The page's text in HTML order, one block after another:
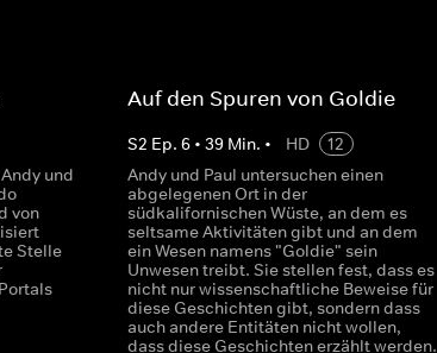
und
von
Stelle
Auf den Spuren von Goldie
S2 Ep.6 •39 Min. • HD
12
Andy und Paul untersuchen einen
abgelegenen Ort in der
südkalifornischen Wüste, an dem es
seltsame Aktivitäten gibt und an dem
ein Wesen namens "Goldie" sein
Unwesen treibt. Sie stellen fest, dass es
nicht nur wissenschaftliche Beweise für
diese Geschichten gibt, sondern dass
auch andere Entitäten nicht wollen,
dass diese Geschichten erzählt werden.